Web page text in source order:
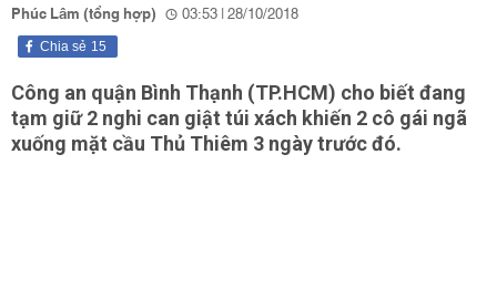
Phúc Lâm (tổng hợp) 03:53 | 28/10/2018
15
Chia sẻ
Công an quận Bình Thạnh (TP.HCM) cho biết đang
tạm giữ 2 nghi can giật túi xách khiến 2 cô gái ngã
xuống mặt cầu Thủ Thiêm 3 ngày trước đó.